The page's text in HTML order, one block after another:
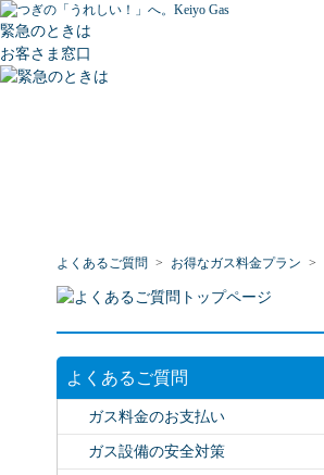
緊急のときは
お客さま窓口
よくあるご質問 > お得なガス料金プラン >
よくあるご質問
ガス料金のお支払い
ガス設備の安全対策